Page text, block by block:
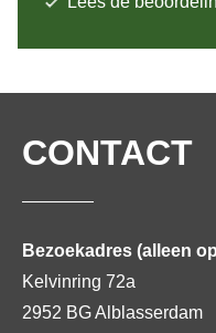
CONTACT
Bezoekadres (alleen
Kelvinring 72a
2952 BG Alblasserdam